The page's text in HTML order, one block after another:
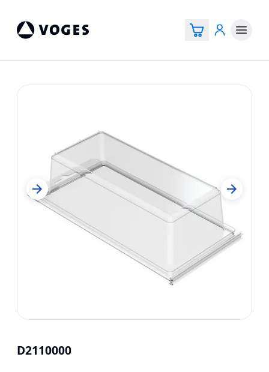
D2110000